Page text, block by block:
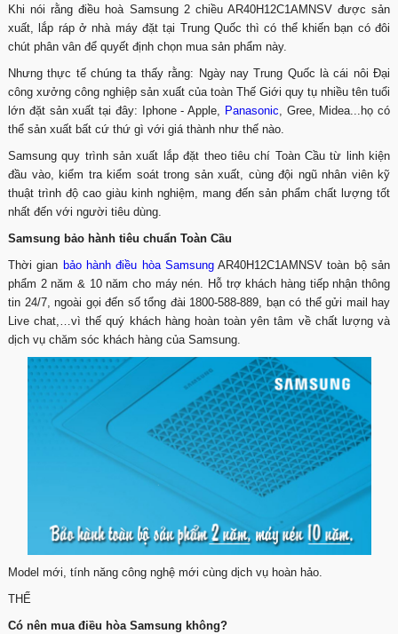
Khi nói rằng điều hoà Samsung 2 chiều AR40H12C1AMNSV được sản
xuất, lắp ráp ở nhà máy đặt tại Trung Quốc thì có thể khiến bạn có đôi
chút phân vân để quyết định chọn mua sản phẩm này.
Nhưng thực tế chúng ta thấy rằng: Ngày nay Trung Quốc là cái nôi Đại
công xưởng công nghiệp sản xuất của toàn Thế Giới quy tụ nhiều tên tuổi
lớn đặt sản xuất tại đây: Iphone - Apple, Panasonic, Gree, Midea...họ có
thể sản xuất bất cứ thứ gì với giá thành như thế nào.
Samsung quy trình sản xuất lắp đặt theo tiêu chí Toàn Cầu từ linh kiện
đầu vào, kiểm tra kiểm soát trong sản xuất, cùng đội ngũ nhân viên kỹ
thuật trình độ cao giàu kinh nghiệm, mang đến sản phẩm chất lượng tốt
nhất đến với người tiêu dùng.
Samsung bảo hành tiêu chuẩn Toàn Cầu
Thời gian bảo hành điều hòa SamsungAR40H12C1AMNSV toàn bộ sản
phẩm 2 năm & 10 năm cho máy nén. Hỗ trợ khách hàng tiếp nhận thông
tin 24/7, ngoài gọi đến số tổng đài 1800-588-889, bạn có thể gửi mail hay
Live chat,…vì thế quý khách hàng hoàn toàn yên tâm về chất lượng và
dịch vụ chăm sóc khách hàng của Samsung.
Model mới, tính năng công nghệ mới cùng dịch vụ hoàn hảo.
THẾ
Có nên mua điều hòa Samsung không?